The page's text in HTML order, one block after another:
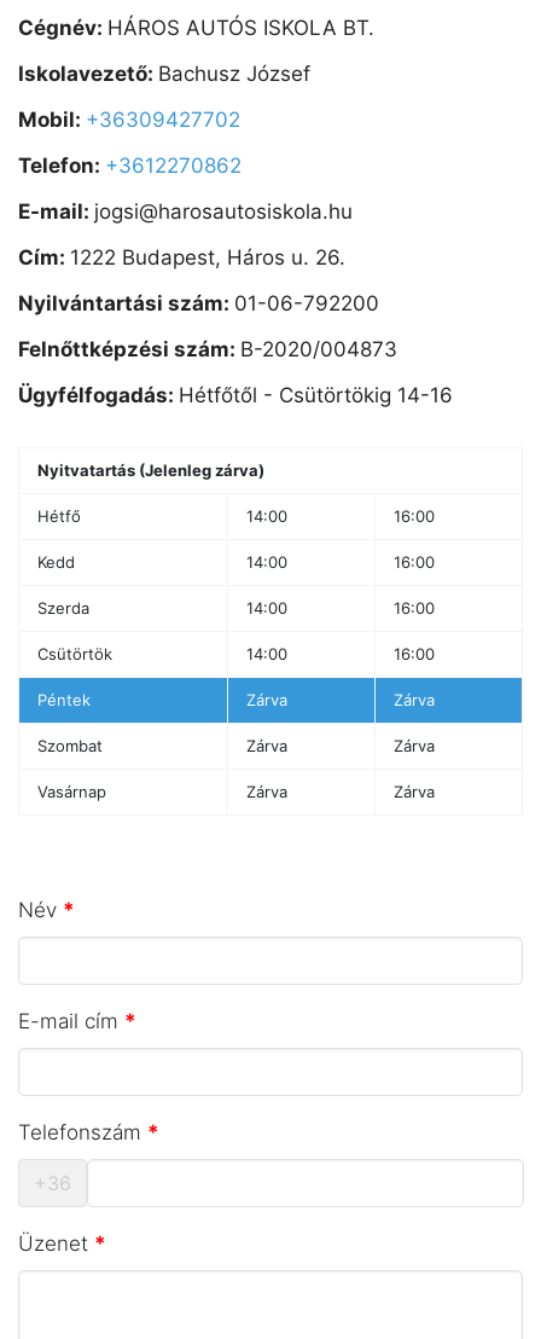
Cégnév: HÁROS AUTÓS ISKOLA BT.
Iskolavezető: Bachusz József
Mobil: +36309427702
Telefon: +3612270862
E-mail: jogsi@harosautosiskola.hu
Cím: 1222 Budapest, Háros u. 26.
Nyilvántartási szám: 01-06-792200
Felnőttképzési szám: B-2020/004873
Ügyfélfogadás: Hétfőtől - Csütörtökig 14-16
Nyitvatartás (Jelenleg zárva)
Hétfő 14:00 16:00
Kedd 14:00 16:00
Szerda 14:00 16:00
Csütörtök 14:00 16:00
Péntek Zárva Zárva
Szombat Zárva Zárva
Vasárnap Zárva Zárva
Név *
E-mail cím *
Telefonszám *
+36
Üzenet *